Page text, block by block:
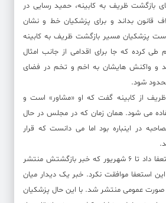
بازگشت ظریف به کابینه، حمید رسایی در
قانون بداند و برای پزشکیان خط و نشان
پزشکیان مسیر بازگشت ظریف به کابینه
طی کرده که جا برای اقدامی از جانب امثال
و واکنش هایشان به اخم و تخم در فضای
شود.
از کابینه گفت که او «مشاور» است و
می شود. همان زمان که در مجلس در حال
در اینباره بود اما می دانست که قرار
از ۲۱ مرداد که ظریف استعفا داد تا ۶ شهریور که خبر بازگشتش منتشر
استعفا موافقت نکرد. خبر یک دیدار میان
عمومی منتشر شد. با این حال پزشکیان